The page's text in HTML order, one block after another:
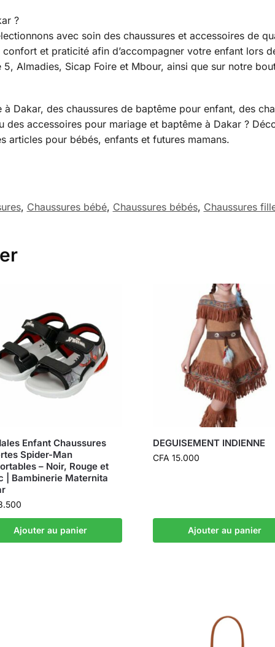
?
avec soin des chaussures et accessoires de
et praticité afin d’accompagner votre enfant lors
Almadies, Sicap Foire et Mbour, ainsi que sur notre
Dakar, des chaussures de baptême pour enfant, des
des accessoires pour mariage et baptême à Dakar ?
articles pour bébés, enfants et futures mamans.
, Chaussures bébé, Chaussures bébés, Chaussures
Enfant Chaussures
Spider-Man
– Noir, Rouge et
| Bambinerie Maternita
Ajouter au panier
DEGUISEMENT INDIENNE
CFA 15.000
Ajouter au panier